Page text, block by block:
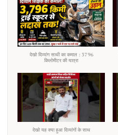
देखो दिव्यांग साथी का कमाल : 3796
किलोमीटर की यात्रा
देखो यह क्या हुआ दिव्यांगों के साथ